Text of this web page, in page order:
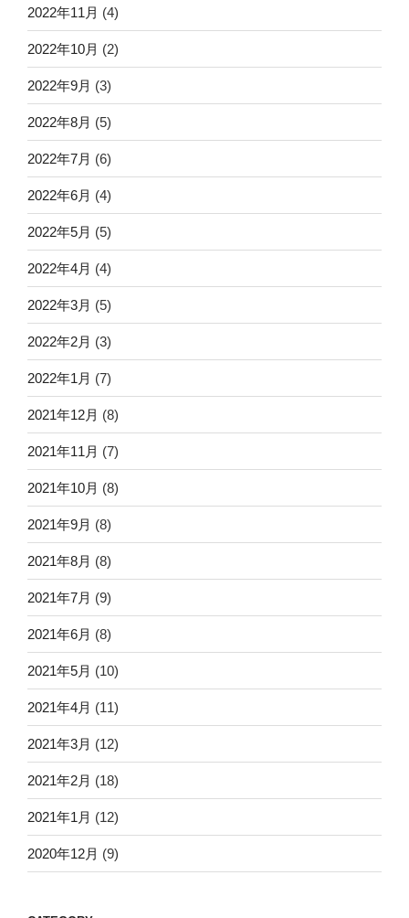
2022年11月 (4)
2022年10月 (2)
2022年9月 (3)
2022年8月 (5)
2022年7月 (6)
2022年6月 (4)
2022年5月 (5)
2022年4月 (4)
2022年3月 (5)
2022年2月 (3)
2022年1月 (7)
2021年12月 (8)
2021年11月 (7)
2021年10月 (8)
2021年9月 (8)
2021年8月 (8)
2021年7月 (9)
2021年6月 (8)
2021年5月 (10)
2021年4月 (11)
2021年3月 (12)
2021年2月 (18)
2021年1月 (12)
2020年12月 (9)